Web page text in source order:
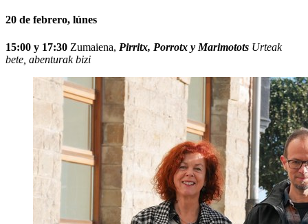
20 de febrero, lúnes
15:00 y 17:30 Zumaiena, Pirritx, Porrotx y Marimotots Urteak
bete, abenturak bizi